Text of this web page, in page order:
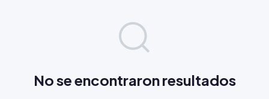
No se encontraron resultados